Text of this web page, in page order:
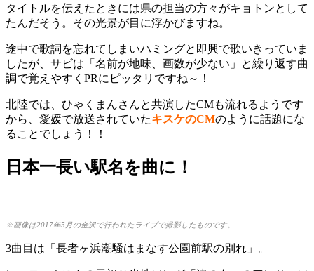
タイトルを伝えたときには県の担当の方々がキョトンとして
たんだそう。その光景が目に浮かびますね。
途中で歌詞を忘れてしまいハミングと即興で歌いきっていま
したが、サビは「名前が地味、画数が少ない」と繰り返す曲
調で覚えやすくPRにピッタリですね～！
北陸では、ひゃくまんさんと共演したCMも流れるようです
から、愛媛で放送されていたキスケのCMのように話題にな
ることでしょう！！
日本一長い駅名を曲に！
※画像は2017年5月の金沢で行われたライブで撮影したものです。
3曲目は「長者ヶ浜潮騒はまなす公園前駅の別れ」。